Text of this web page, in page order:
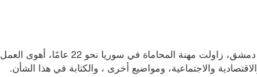
سمير زيادة مواليد سوريا، حائز على إجازة في الحقوق من جامعة دمشق، زاولت مهنة المحاماة في سوريا نحو 22 عامًا، أهوى العمل
والاجتماعية، ومواضيع أخرى ، والكتابة في هذا الشأن.